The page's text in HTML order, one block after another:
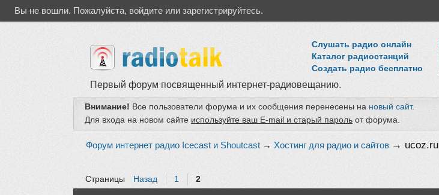
Вы не вошли. Пожалуйста, войдите или зарегистрируйтесь.
Слушать радио онлайн
Каталог радиостанций
Создать радио бесплатно
Первый форум посвященный интернет-радиовещанию.
Внимание! Все пользователи форума и их сообщения перенесены на новый сайт.
Для входа на новом сайте используйте ваш E-mail и старый пароль от форума.
Форум интернет радио Icecast и Shoutcast → Хостинг для радио и сайтов → ucoz.ru
Страницы Назад 1 2